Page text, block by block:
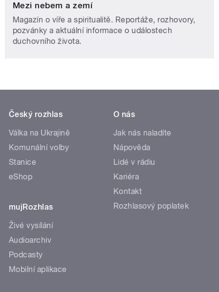
Mezi nebem a zemí
Magazín o víře a spiritualitě. Reportáže, rozhovory,
pozvánky a aktuální informace o událostech
duchovního života.
Český rozhlas
Válka na Ukrajině
Komunální volby
Stanice
eShop
mujRozhlas
Živé vysílání
Audioarchiv
Podcasty
Mobilní aplikace
O nás
Jak nás naladíte
Nápověda
Lidé v rádiu
Kariéra
Kontakt
Rozhlasový poplatek